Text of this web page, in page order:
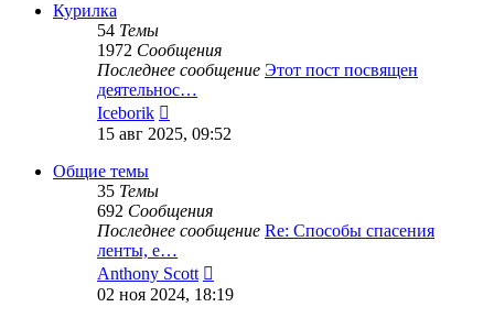
Курилка
54 Темы
1972 Сообщения
Последнее сообщение Этот пост посвящен
деятельнос…
Iceborik
к
последнему
15 авг 2025, 09:52
Общие темы
35 Темы
692 Сообщения
Последнее сообщение Re: Способы спасения
ленты, е…
Anthony Scott
к
02 ноя 2024, 18:19